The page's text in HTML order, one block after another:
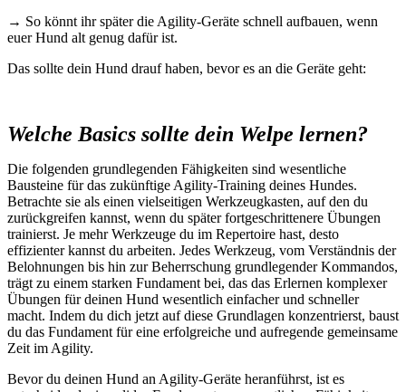
→ So könnt ihr später die Agility-Geräte schnell aufbauen, wenn
euer Hund alt genug dafür ist.
Das sollte dein Hund drauf haben, bevor es an die Geräte geht:
Welche Basics sollte dein Welpe lernen?
Die folgenden grundlegenden Fähigkeiten sind wesentliche
Bausteine für das zukünftige Agility-Training deines Hundes.
Betrachte sie als einen vielseitigen Werkzeugkasten, auf den du
zurückgreifen kannst, wenn du später fortgeschrittenere Übungen
trainierst. Je mehr Werkzeuge du im Repertoire hast, desto
effizienter kannst du arbeiten. Jedes Werkzeug, vom Verständnis der
Belohnungen bis hin zur Beherrschung grundlegender Kommandos,
trägt zu einem starken Fundament bei, das das Erlernen komplexer
Übungen für deinen Hund wesentlich einfacher und schneller
macht. Indem du dich jetzt auf diese Grundlagen konzentrierst, baust
du das Fundament für eine erfolgreiche und aufregende gemeinsame
Zeit im Agility.
Bevor du deinen Hund an Agility-Geräte heranführst, ist es